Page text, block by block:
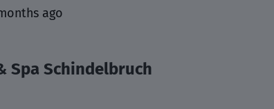
ago
Spa Schindelbruch